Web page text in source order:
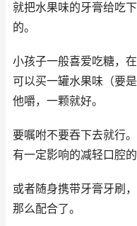
就把水果味的牙膏给吃
的。
小孩子一般喜爱吃糖，
可以买一罐水果味（要
他嚼，一颗就好。
要嘱咐不要吞下去就行
有一定影响的减轻口腔的
或者随身携带牙膏牙刷
那么配合了。